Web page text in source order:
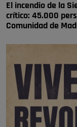
El incendio de la
crítico: 45.000
Comunidad de